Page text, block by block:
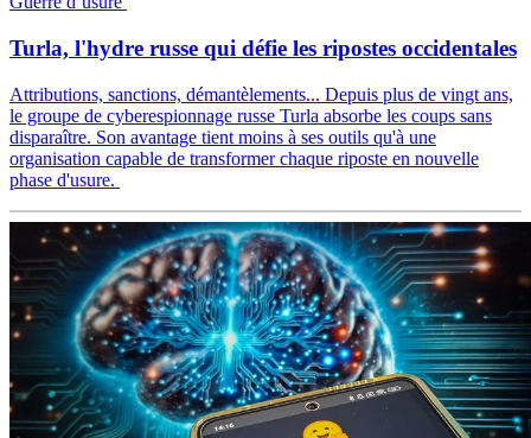
Turla, l'hydre russe qui défie les ripostes occidentales
Attributions, sanctions, démantèlements... Depuis plus de vingt ans,
le groupe de cyberespionnage russe Turla absorbe les coups sans
disparaître. Son avantage tient moins à ses outils qu'à une
organisation capable de transformer chaque riposte en nouvelle
phase d'usure.